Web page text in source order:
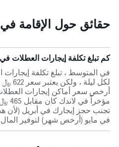
حقائق حول الإقامة
كم تبلغ تكلفة إيجارات العطلات
لكل
أرخص سعر أماكن إيجارات
تجنب حجز إيجارك في أبريل (لأن
في مايو (أرخص شهر) لتوفير